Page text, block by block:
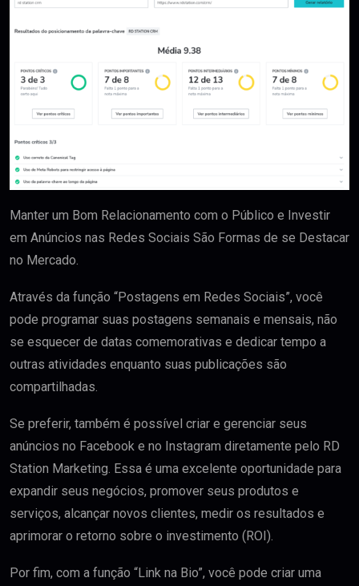
Manter um Bom Relacionamento com o Público e Investir
em Anúncios nas Redes Sociais São Formas de se Destacar
no Mercado.
Através da função “Postagens em Redes Sociais”, você
pode programar suas postagens semanais e mensais, não
se esquecer de datas comemorativas e dedicar tempo a
outras atividades enquanto suas publicações são
compartilhadas.
Se preferir, também é possível criar e gerenciar seus
anúncios no Facebook e no Instagram diretamente pelo RD
Station Marketing. Essa é uma excelente oportunidade para
expandir seus negócios, promover seus produtos e
serviços, alcançar novos clientes, medir os resultados e
aprimorar o retorno sobre o investimento (ROI).
Por fim, com a função “Link na Bio”, você pode criar uma